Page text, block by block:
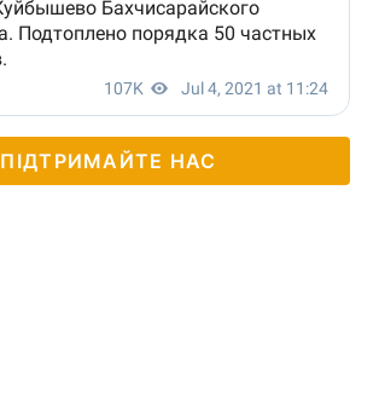
ПІДТРИМАЙТЕ НАС